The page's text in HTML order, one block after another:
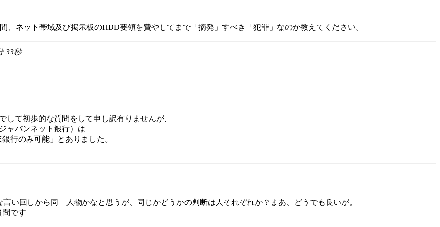
、ネット帯域及び掲示板のHDD要領を費やしてまで「摘発」すべき「犯罪」なのか教えてください。
33秒
して初歩的な質問をして申し訳有りませんが、
ャパンネット銀行）は
行のみ可能」とありました。
い回しから同一人物かなと思うが、同じかどうかの判断は人それぞれか？まあ、どうでも良いが。
問です